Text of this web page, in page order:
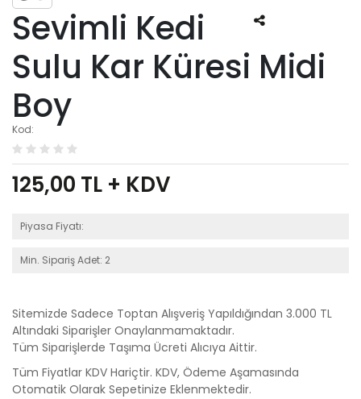
Sevimli Kedi
Sulu Kar Küresi Midi
Boy
Kod:
125,00 TL + KDV
Piyasa Fiyatı:
Min. Sipariş Adet: 2
Sitemizde Sadece Toptan Alışveriş Yapıldığından 3.000 TL
Altındaki Siparişler Onaylanmamaktadır.
Tüm Siparişlerde Taşıma Ücreti Alıcıya Aittir.
Tüm Fiyatlar KDV Hariçtir. KDV, Ödeme Aşamasında
Otomatik Olarak Sepetinize Eklenmektedir.